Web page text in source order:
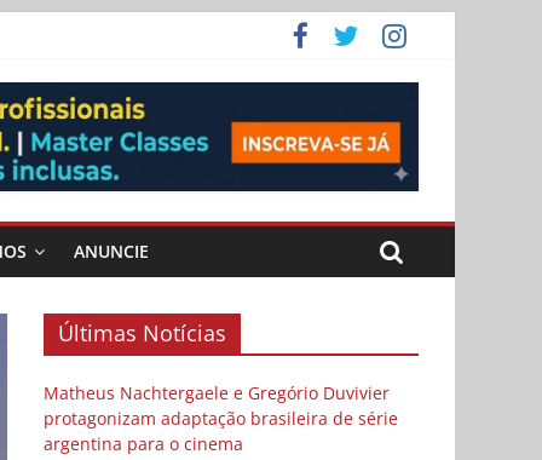
Cybulski
vida
ANUNCIE
Últimas Notícias
Matheus Nachtergaele e Gregório Duvivier
protagonizam adaptação brasileira de série
argentina para o cinema